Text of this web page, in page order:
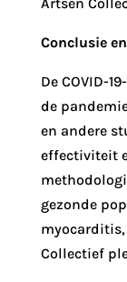
Conclusie
De COVID-
de
en andere
effectiviteit
gezonde
myocarditis,
Collectief